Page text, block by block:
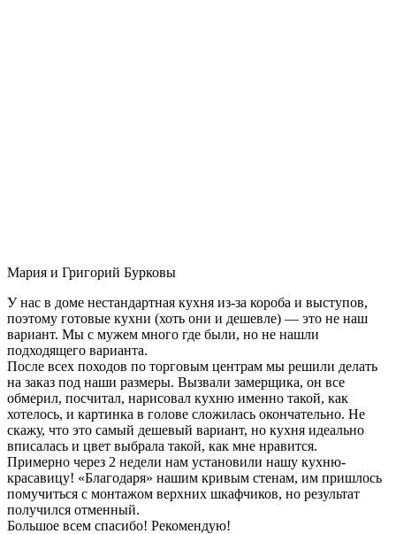
Мария и Григорий Бурковы
У нас в доме нестандартная кухня из-за короба и выступов,
поэтому готовые кухни (хоть они и дешевле) — это не наш
вариант. Мы с мужем много где были, но не нашли
подходящего варианта.
После всех походов по торговым центрам мы решили делать
на заказ под наши размеры. Вызвали замерщика, он все
обмерил, посчитал, нарисовал кухню именно такой, как
хотелось, и картинка в голове сложилась окончательно. Не
скажу, что это самый дешевый вариант, но кухня идеально
вписалась и цвет выбрала такой, как мне нравится.
Примерно через 2 недели нам установили нашу кухню-
красавицу! «Благодаря» нашим кривым стенам, им пришлось
помучиться с монтажом верхних шкафчиков, но результат
получился отменный.
Большое всем спасибо! Рекомендую!